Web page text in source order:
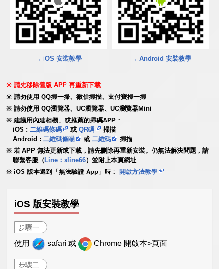
→ iOS 安裝教學 → Android 安裝教學
請先移除舊版 APP 再重新下載
請勿使用 QQ掃一掃、微信掃描、支付寶掃一掃
請勿使用 QQ瀏覽器、UC瀏覽器、UC瀏覽器Mini
建議用內建相機、或推薦的掃碼APP：
iOS :二維碼條碼 或QR碼
掃描
Android :二維碼條瞄 或二維碼
掃描
若 APP 無法更新或下載，請先刪除再重新安裝。仍無法解決問題，請
聯繫客服（ Line：sline66）並附上本頁網址
iOS 版本遇到「無法驗證 App」時：
開啟方法教學
iOS 版安裝教學
步驟一
使用 safari 或 Chrome 開啟本>頁面
步驟二